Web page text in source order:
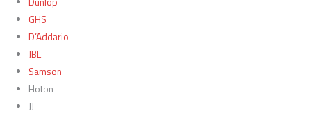
GHS
D’Addario
JBL
Samson
Hoton
JJ